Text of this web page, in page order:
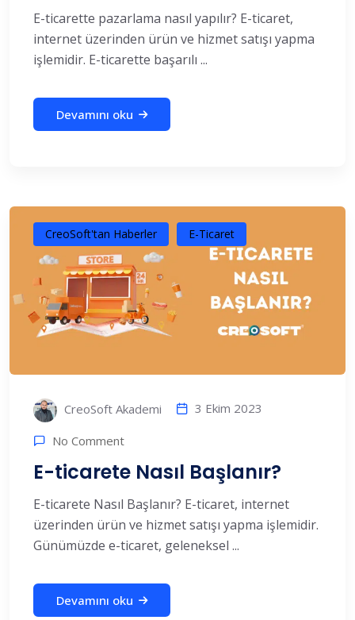
E-ticarette pazarlama nasıl yapılır? E-ticaret,
internet üzerinden ürün ve hizmet satışı yapma
işlemidir. E-ticarette başarılı ...
Devamını oku
CreoSoft'tan Haberler E-Ticaret
CreoSoft Akademi 3 Ekim 2023
No Comment
E-ticarete Nasıl Başlanır?
E-ticarete Nasıl Başlanır? E-ticaret, internet
üzerinden ürün ve hizmet satışı yapma işlemidir.
Günümüzde e-ticaret, geleneksel ...
Devamını oku